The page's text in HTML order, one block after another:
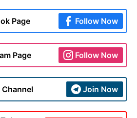
Page Follow Now
Page Follow Now
Channel Join Now